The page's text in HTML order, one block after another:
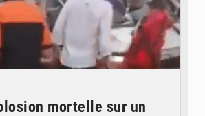
mortelle sur un